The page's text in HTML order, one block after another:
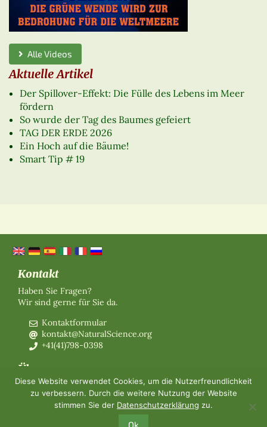
Alle Videos
Aktuelle Artikel
Der Spillover-Effekt: Die Fülle des Lebens im Meer
fördern
So wurde der Tag des Baumes gefeiert
TAG DER ERDE 2026
Ein Hoch auf die Bäume!
Smart Tip # 19
Kontakt
Haben Sie Fragen?
Wir sind gerne für Sie da.
Kontaktformular
kontakt@NaturalScience.org
+41(41)798-0398
Über uns
Organisation
Mitgliedschaft
Über uns
Diese Website verwendet Cookies, um die Nutzerfreundlichkeit
zu verbessern. Durch die weitere Nutzung der Website
stimmen Sie der Datenschutzerklärung zu.
Ok